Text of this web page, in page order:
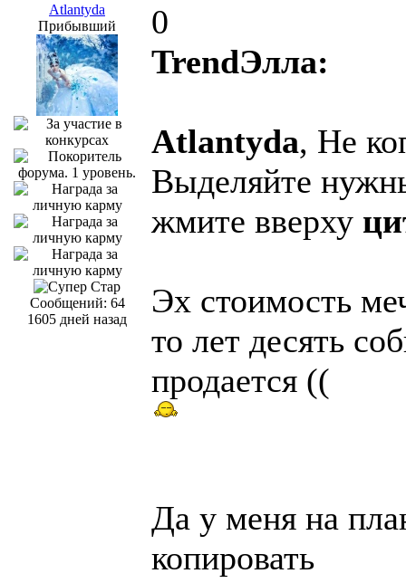
Atlantyda
Прибывший
Сообщений: 64
1605 дней назад
0
TrendЭлла:
Atlantyda, Не
Выделяйте
жмите вверху
Эх стоимость
то лет десять
продается ((
Да у меня на
копировать